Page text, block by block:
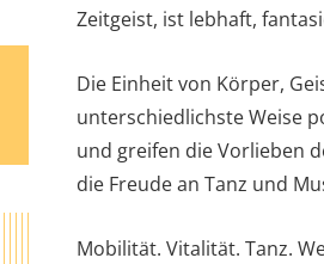
Zeitgeist, ist lebhaft,
Die Einheit von Körper,
unterschiedlichste Weise
und greifen die Vorlieben
die Freude an Tanz und
Mobilität. Vitalität. Tanz.